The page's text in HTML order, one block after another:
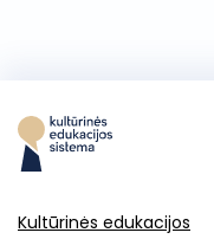
Kultūrinės edukacijos